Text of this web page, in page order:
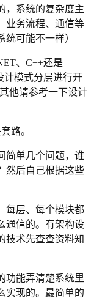
，系统的复杂度主
业务流程、通信等
可能不一样）
、C++还是
计模式分层进行开
他请参考一下设计
路。
简单几个问题，谁
然后自己根据这些
每层、每个模块都
通信的。有架构设
技术先查查资料知
功能弄清楚系统里
实现的。最简单的